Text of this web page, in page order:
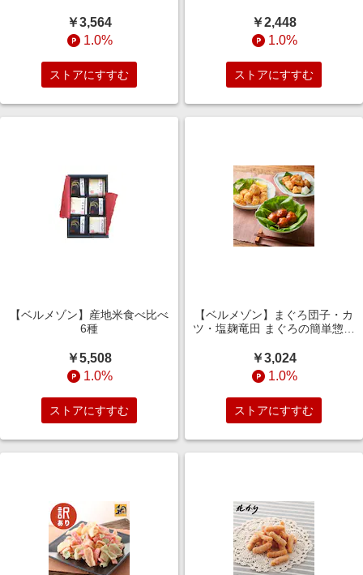
￥3,564
1.0%
ストアにすすむ
￥2,448
1.0%
ストアにすすむ
【ベルメゾン】産地米食べ比べ
6種
￥5,508
1.0%
ストアにすすむ
【ベルメゾン】まぐろ団子・カ
ツ・塩麹竜田 まぐろの簡単惣菜
￥3,024
1.0%
ストアにすすむ